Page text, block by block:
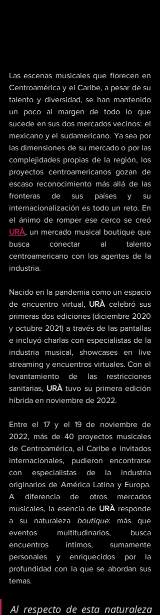
Las escenas musicales que florecen en
Centroamérica y el Caribe, a pesar de su
talento y diversidad, se han mantenido
un poco al margen de todo lo que
sucede en sus dos mercados vecinos: el
mexicano y el sudamericano. Ya sea por
las dimensiones de su mercado o por las
complejidades propias de la región, los
proyectos centroamericanos gozan de
escaso reconocimiento más allá de las
fronteras de sus países y su
internacionalización es todo un reto. En
URÀ, un mercado musical boutique que
busca conectar al talento
centroamericano con los agentes de la
industria.
Nacido en la pandemia como un espacio
de encuentro virtual, URÀ celebró sus
primeras dos ediciones (diciembre 2020
y octubre 2021) a través de las pantallas
e incluyó charlas con especialistas de la
industria musical, showcases en live
streaming y encuentros virtuales. Con el
levantamiento de las restricciones
sanitarias, URÀ tuvo su primera edición
híbrida en noviembre de 2022.
Entre el 17 y el 19 de noviembre de
2022, más de 40 proyectos musicales
de Centroamérica, el Caribe e invitados
internacionales, pudieron encontrarse
con especialistas de la industria
originarios de América Latina y Europa.
A diferencia de otros mercados
musicales, la esencia de URÀ responde
a su naturaleza boutique: más que
eventos multitudinarios, busca
encuentros íntimos, sumamente
personales y enriquecidos por la
profundidad con la que se abordan sus
temas.